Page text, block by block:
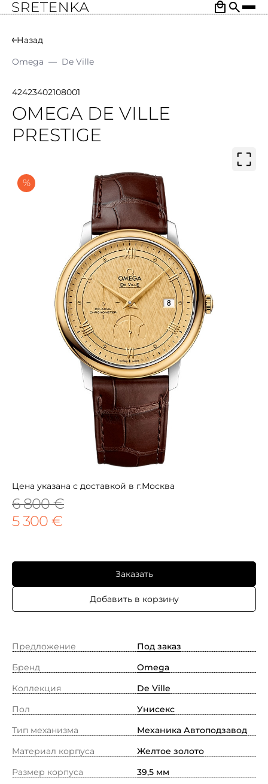
Назад
Omega — De Ville
42423402108001
OMEGA DE VILLE
PRESTIGE
%
Цена указана с доставкой в г.Москва
6 800 €
5 300 €
Заказать
Добавить в корзину
Предложение
Под заказ
Бренд
Omega
Коллекция
De Ville
Пол
Унисекс
Тип механизма
Механика Автоподзавод
Материал корпуса
Желтое золото
Размер корпуса
39,5 мм